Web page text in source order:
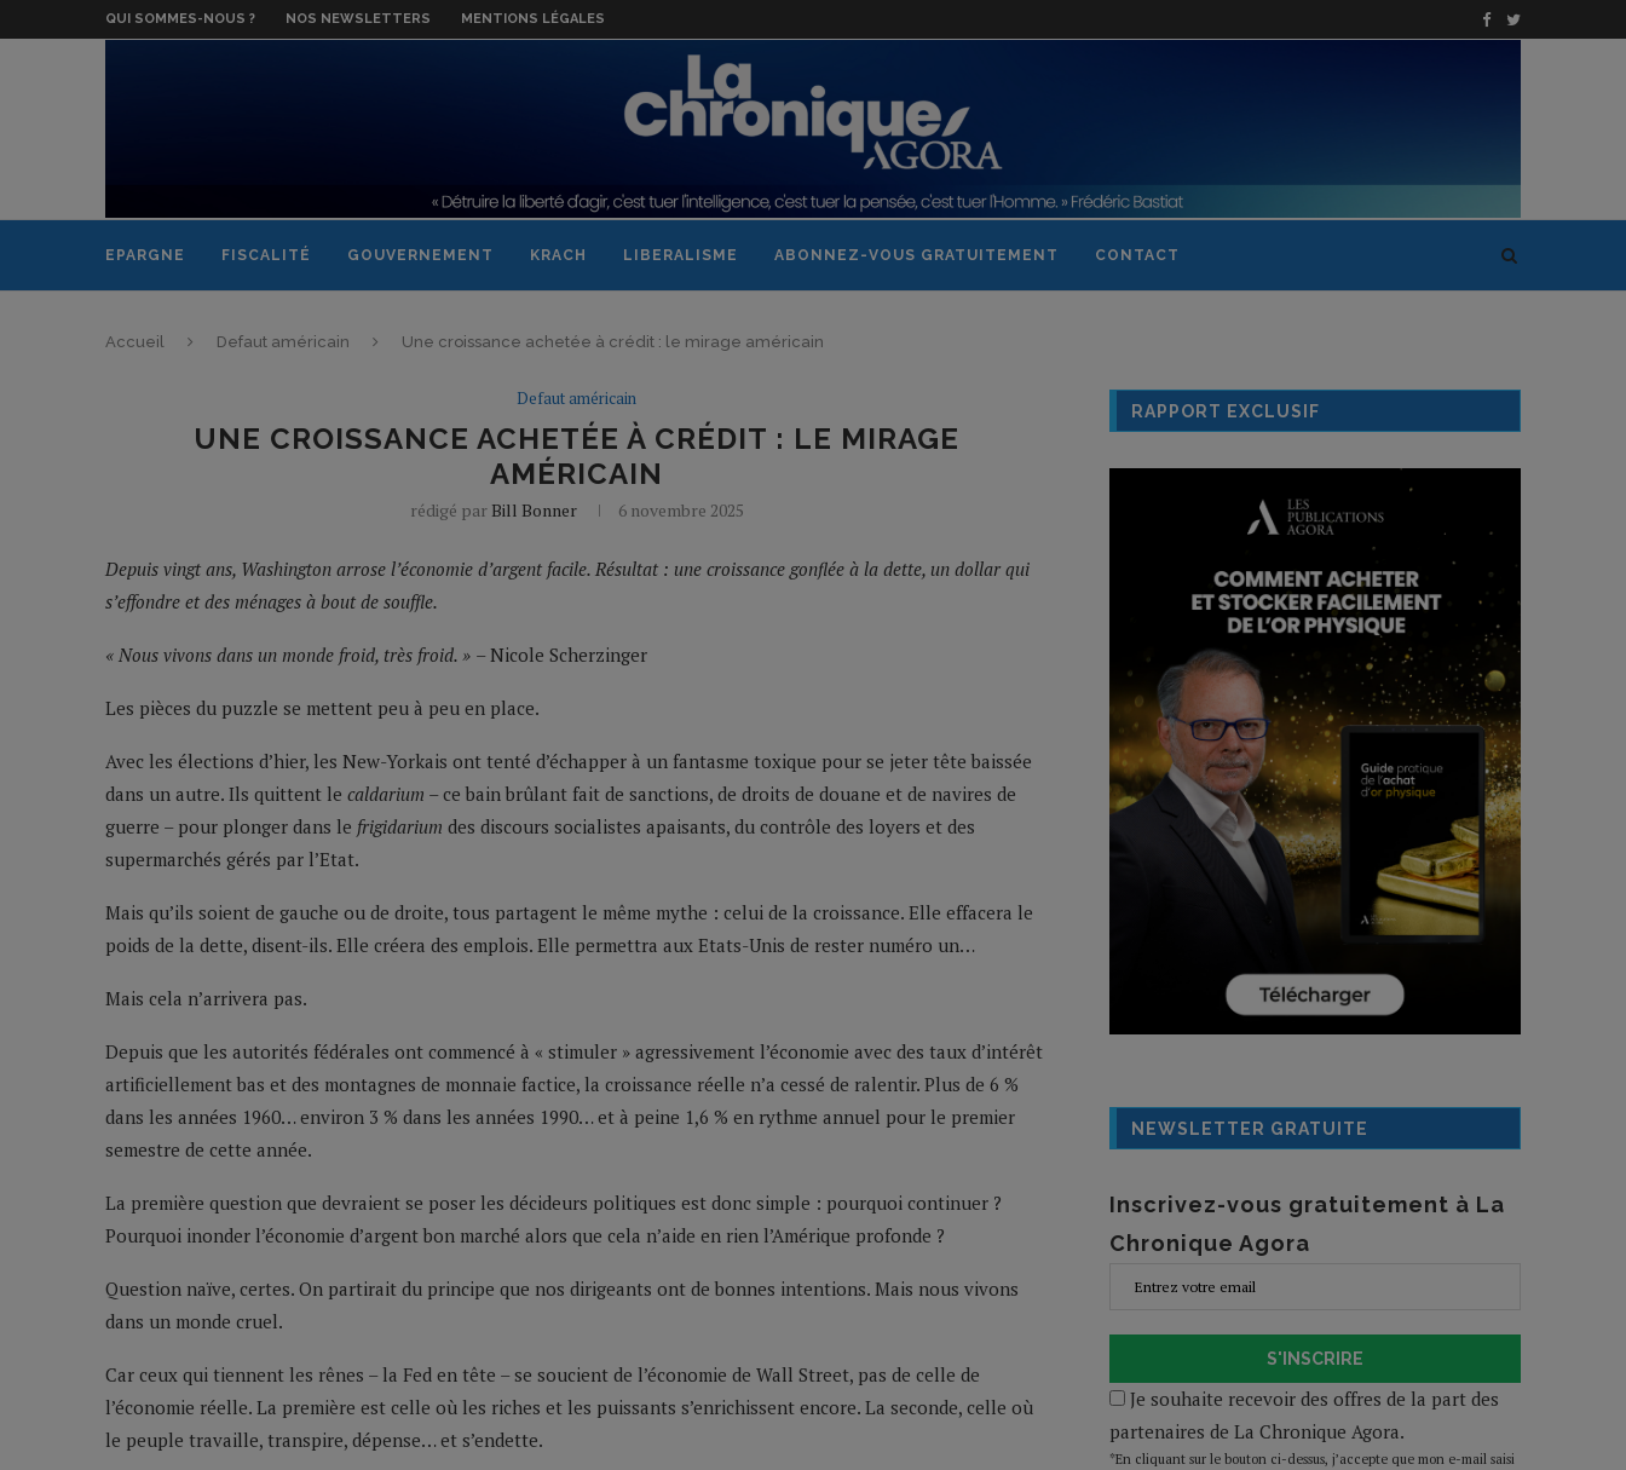
QUI SOMMES-NOUS ? NOS NEWSLETTERS MENTIONS LÉGALES
EPARGNE FISCALITÉ GOUVERNEMENT KRACH LIBERALISME ABONNEZ-VOUS GRATUITEMENT CONTACT
Accueil Defaut américain Une croissance achetée à crédit : le mirage américain
Defaut américain
UNE CROISSANCE ACHETÉE À CRÉDIT : LE MIRAGE
AMÉRICAIN
rédigé par Bill Bonner 6 novembre 2025
Depuis vingt ans, Washington arrose l’économie d’argent facile. Résultat : une croissance gonflée à la dette, un dollar qui
s’effondre et des ménages à bout de souffle.
« Nous vivons dans un monde froid, très froid. » – Nicole Scherzinger
Les pièces du puzzle se mettent peu à peu en place.
Avec les élections d’hier, les New-Yorkais ont tenté d’échapper à un fantasme toxique pour se jeter tête baissée
dans un autre. Ils quittent le caldarium – ce bain brûlant fait de sanctions, de droits de douane et de navires de
guerre – pour plonger dans le frigidarium des discours socialistes apaisants, du contrôle des loyers et des
supermarchés gérés par l’Etat.
Mais qu’ils soient de gauche ou de droite, tous partagent le même mythe : celui de la croissance. Elle effacera le
poids de la dette, disent-ils. Elle créera des emplois. Elle permettra aux Etats-Unis de rester numéro un…
Mais cela n’arrivera pas.
Depuis que les autorités fédérales ont commencé à « stimuler » agressivement l’économie avec des taux d’intérêt
artificiellement bas et des montagnes de monnaie factice, la croissance réelle n’a cessé de ralentir. Plus de 6 %
dans les années 1960… environ 3 % dans les années 1990… et à peine 1,6 % en rythme annuel pour le premier
semestre de cette année.
La première question que devraient se poser les décideurs politiques est donc simple : pourquoi continuer ?
Pourquoi inonder l’économie d’argent bon marché alors que cela n’aide en rien l’Amérique profonde ?
Question naïve, certes. On partirait du principe que nos dirigeants ont de bonnes intentions. Mais nous vivons
dans un monde cruel.
Car ceux qui tiennent les rênes – la Fed en tête – se soucient de l’économie de Wall Street, pas de celle de
l’économie réelle. La première est celle où les riches et les puissants s’enrichissent encore. La seconde, celle où
le peuple travaille, transpire, dépense… et s’endette.
RAPPORT EXCLUSIF
NEWSLETTER GRATUITE
Inscrivez-vous gratuitement à La
Chronique Agora
S'INSCRIRE
Je souhaite recevoir des offres de la part des
partenaires de La Chronique Agora.
*En cliquant sur le bouton ci-dessus, j’accepte que mon e-mail saisi